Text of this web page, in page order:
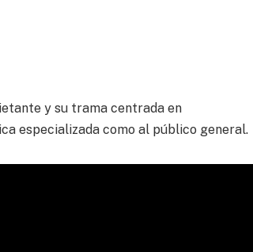
y su trama centrada en
especializada como al público general.